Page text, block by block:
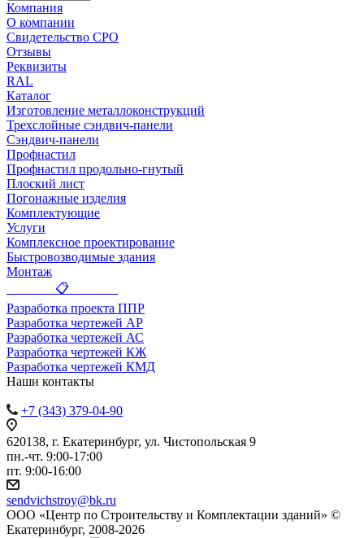
Компания
О компании
Свидетельство СРО
Отзывы
Реквизиты
RAL
Каталог
Изготовление металлоконструкций
Трехслойные сэндвич-панели
Сэндвич-панели
Профнастил
Профнастил продольно-гнутый
Плоский лист
Погонажные изделия
Комплектующие
Услуги
Комплексное проектирование
Быстровозводимые здания
Монтаж
_______ 📋 _______
Разработка проекта ППР
Разработка чертежей АР
Разработка чертежей АС
Разработка чертежей КЖ
Разработка чертежей КМД
Наши контакты
+7 (343) 379-04-90
620138, г. Екатеринбург, ул. Чистопольская 9
пн.-чт. 9:00-17:00
пт. 9:00-16:00
sendvichstroy@bk.ru
ООО «Центр по Строительству и Комплектации зданий» ©
Екатеринбург, 2008-2026